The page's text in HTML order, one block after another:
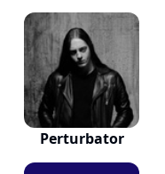
Perturbator